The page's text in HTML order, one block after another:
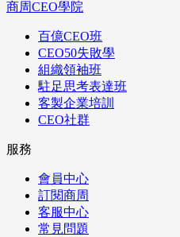
商周CEO學院
百億CEO班
CEO50失敗學
組織領袖班
駐足思考表達班
客製企業培訓
CEO社群
服務
會員中心
訂閱商周
客服中心
常見問題